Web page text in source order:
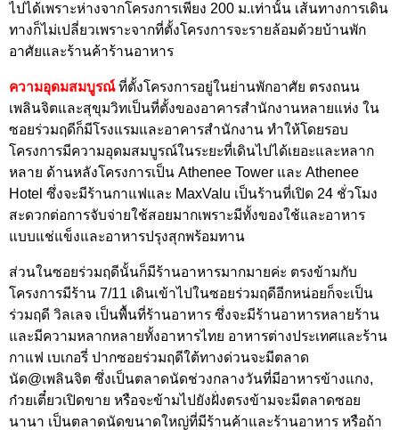
ไปได้เพราะห่างจากโครงการเพียง 200 ม.เท่านั้น เส้นทางการเดิน
ทางก็ไม่เปลี่ยวเพราะจากที่ตั้งโครงการจะรายล้อมด้วยบ้านพัก
อาศัยและร้านค้าร้านอาหาร
ความอุดมสมบูรณ์ ที่ตั้งโครงการอยู่ในย่านพักอาศัย ตรงถนน
เพลินจิตและสุขุมวิทเป็นที่ตั้งของอาคารสำนักงานหลายแห่ง ใน
ซอยร่วมฤดีก็มีโรงแรมและอาคารสำนักงาน ทำให้โดยรอบ
โครงการมีความอุดมสมบูรณ์ในระยะที่เดินไปได้เยอะและหลาก
หลาย ด้านหลังโครงการเป็น Athenee Tower และ Athenee
Hotel ซึ่งจะมีร้านกาแฟและ MaxValu เป็นร้านที่เปิด 24 ชั่วโมง
สะดวกต่อการจับจ่ายใช้สอยมากเพราะมีทั้งของใช้และอาหาร
แบบแช่แข็งและอาหารปรุงสุกพร้อมทาน
ส่วนในซอยร่วมฤดีนั้นก็มีร้านอาหารมากมายค่ะ ตรงข้ามกับ
โครงการมีร้าน 7/11 เดินเข้าไปในซอยร่วมฤดีอีกหน่อยก็จะเป็น
ร่วมฤดี วิลเลจ เป็นพื้นที่ร้านอาหาร ซึ่งจะมีร้านอาหารหลายร้าน
และมีความหลากหลายทั้งอาหารไทย อาหารต่างประเทศและร้าน
กาแฟ เบเกอรี่ ปากซอยร่วมฤดีใต้ทางด่วนจะมีตลาด
นัด@เพลินจิต ซึ่งเป็นตลาดนัดช่วงกลางวันที่มีอาหารข้างแกง,
ก๋วยเตี๋ยวเปิดขาย หรือจะข้ามไปยังฝั่งตรงข้ามจะมีตลาดซอย
นานา เป็นตลาดนัดขนาดใหญ่ที่มีร้านค้าและร้านอาหาร หรือถ้า